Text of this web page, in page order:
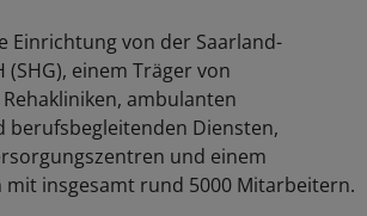
Einrichtung von der Saarland-
einem Träger von
ambulanten
berufsbegleitenden Diensten,
und einem
insgesamt rund 5000 Mitarbeitern.